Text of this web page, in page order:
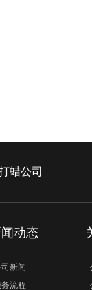
蜡公司
动态
新闻
流程